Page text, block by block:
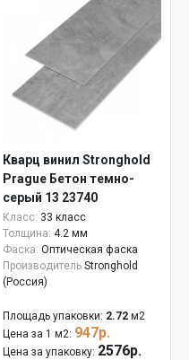
Кварц винил Stronghold
Prague Бетон темно-
серый 13 23740
Класс: 33 класс
Толщина: 4.2 мм
Фаска: Оптическая фаска
Производитель Stronghold
(Россия)
Площадь упаковки: 2.72 м2
Цена за 1 м2: 947р.
Цена за упаковку: 2576р.